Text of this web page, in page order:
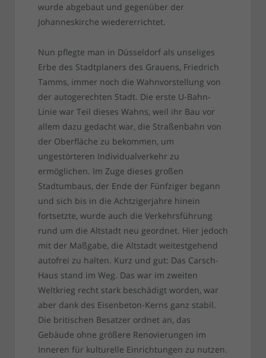
wurde abgebaut und gegenüber der
Johanneskirche wiedererrichtet.
Nun pflegte man in Düsseldorf als unseliges
Erbe des Stadtplaners des Grauens, Friedrich
Tamms, immer noch die Wahnvorstellung von
der autogerechten Stadt. Die erste U-Bahn-
Linie war Teil dieses Wahns, weil ihr Bau vor
allem dazu gedacht war, die Straßenbahn von
der Oberfläche zu bekommen, um
ungestörteren Individualverkehr zu
ermöglichen. Im Zuge dieses großen
Stadtumbaus, der Ende der Fünfziger begann
und sich bis in die Achtzigerjahre hinein
fortsetzte, wurde auch die Verkehrsführung
rund um die Altstadt neu geordnet. Hier jedoch
mit der Maßgabe, die Altstadt weitestgehend
autofrei zu halten. Kurz und gut: Das Carsch-
Haus stand im Weg. Das war im zweiten
Weltkrieg recht stark beschädigt worden, war
aber dank des Eisenbeton-Kerns ganz stabil.
Die britischen Besatzer ordnet an, das
Gebäude ohne größere Renovierungen im
Inneren für kulturelle Einrichtungen zu nutzen.